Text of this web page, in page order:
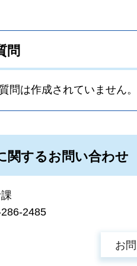
問
問は作成されていません。
関するお問い合わせ
2485